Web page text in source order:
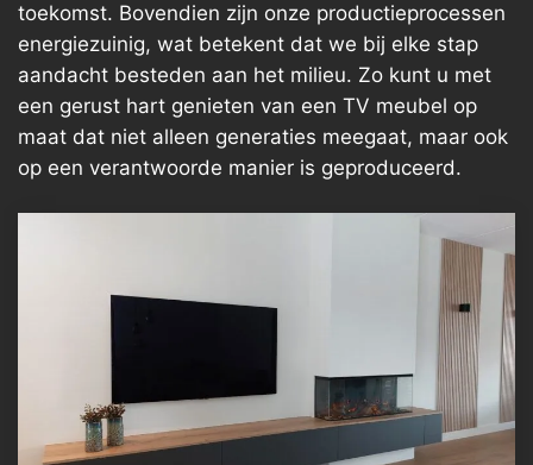
toekomst. Bovendien zijn onze productieprocessen
energiezuinig, wat betekent dat we bij elke stap
aandacht besteden aan het milieu. Zo kunt u met
een gerust hart genieten van een TV meubel op
maat dat niet alleen generaties meegaat, maar ook
op een verantwoorde manier is geproduceerd.